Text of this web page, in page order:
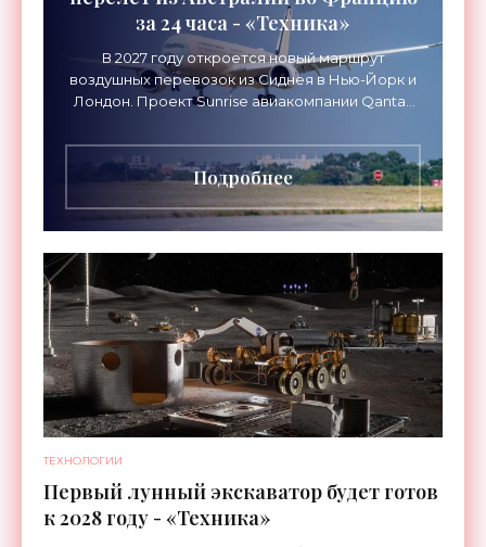
за 24 часа - «Техника»
В 2027 году откроется новый маршрут
воздушных перевозок из Сиднея в Нью-Йорк и
Лондон. Проект Sunrise авиакомпании Qantas
длительностью до 24
Подробнее
ТЕХНОЛОГИИ
Первый лунный экскаватор будет готов
к 2028 году - «Техника»